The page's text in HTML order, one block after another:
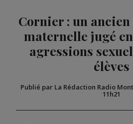
Cornier : un
maternelle jugé
agressions
élèves
Publié par La Rédaction Radio
11h21